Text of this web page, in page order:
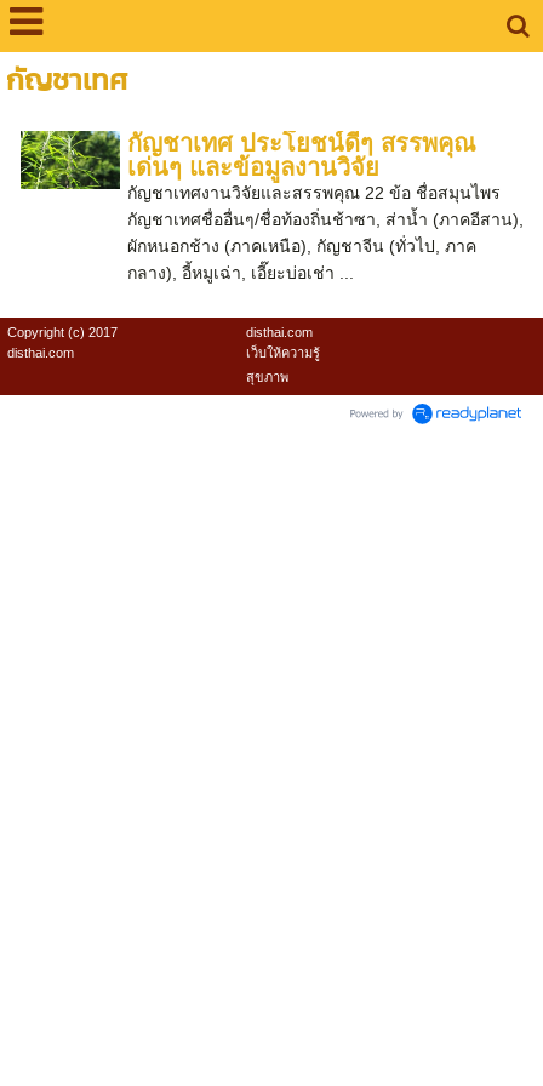
กัญชาเทศ
กัญชาเทศ ประโยชน์ดีๆ สรรพคุณ
เด่นๆ และข้อมูลงานวิจัย
กัญชาเทศงานวิจัยและสรรพคุณ 22 ข้อ ชื่อสมุนไพร
กัญชาเทศชื่ออื่นๆ/ชื่อท้องถิ่นช้าซา, ส่าน้ำ (ภาคอีสาน),
ผักหนอกช้าง (ภาคเหนือ), กัญชาจีน (ทั่วไป, ภาค
กลาง), อี้หมูเฉ่า, เอี๊ยะบ่อเช่า ...
Copyright (c) 2017
disthai.com
disthai.com
เว็บให้ความรู้
สุขภาพ